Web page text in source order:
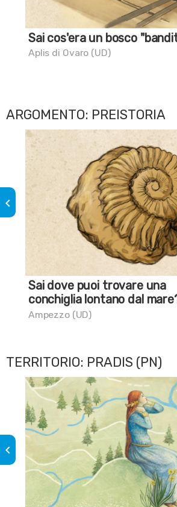
Sai cos'era un bosco
Aplis di Ovaro (UD)
ARGOMENTO: PREISTORIA
Sai dove puoi trovare una
conchiglia lontano dal
Ampezzo (UD)
keyboard_arrow_left
TERRITORIO: PRADIS (PN)
keyboard_arrow_left